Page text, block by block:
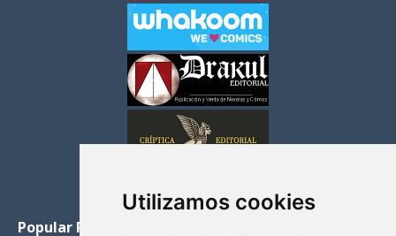
Utilizamos cookies
Popular Posts